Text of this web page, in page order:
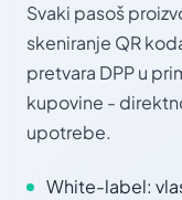
Svaki pasoš
skeniranje QR
pretvara DPP u
kupovine -
upotrebe.
White-label: